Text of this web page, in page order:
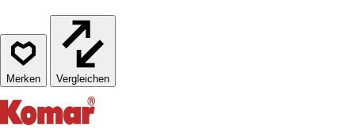
Vergleichen